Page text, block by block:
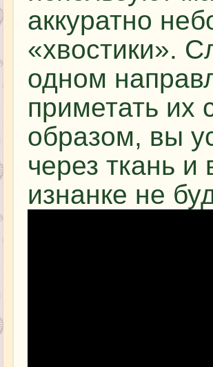
аккуратно
«хвостики».
одном
приметать их
образом, вы
через ткань
изнанке не